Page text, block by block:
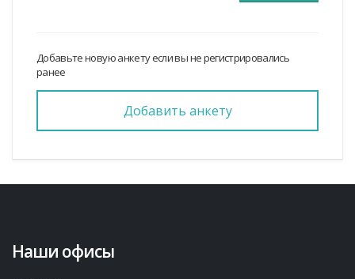
Добавьте новую анкету если вы не регистрировались
ранее
Добавить анкету
Наши офисы